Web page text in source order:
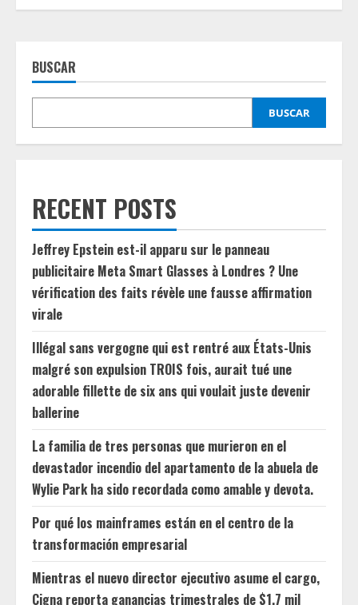
BUSCAR
BUSCAR
RECENT POSTS
Jeffrey Epstein est-il apparu sur le panneau
publicitaire Meta Smart Glasses à Londres ? Une
vérification des faits révèle une fausse affirmation
virale
Illégal sans vergogne qui est rentré aux États-Unis
malgré son expulsion TROIS fois, aurait tué une
adorable fillette de six ans qui voulait juste devenir
ballerine
La familia de tres personas que murieron en el
devastador incendio del apartamento de la abuela de
Wylie Park ha sido recordada como amable y devota.
Por qué los mainframes están en el centro de la
transformación empresarial
Mientras el nuevo director ejecutivo asume el cargo,
Cigna reporta ganancias trimestrales de $1.7 mil